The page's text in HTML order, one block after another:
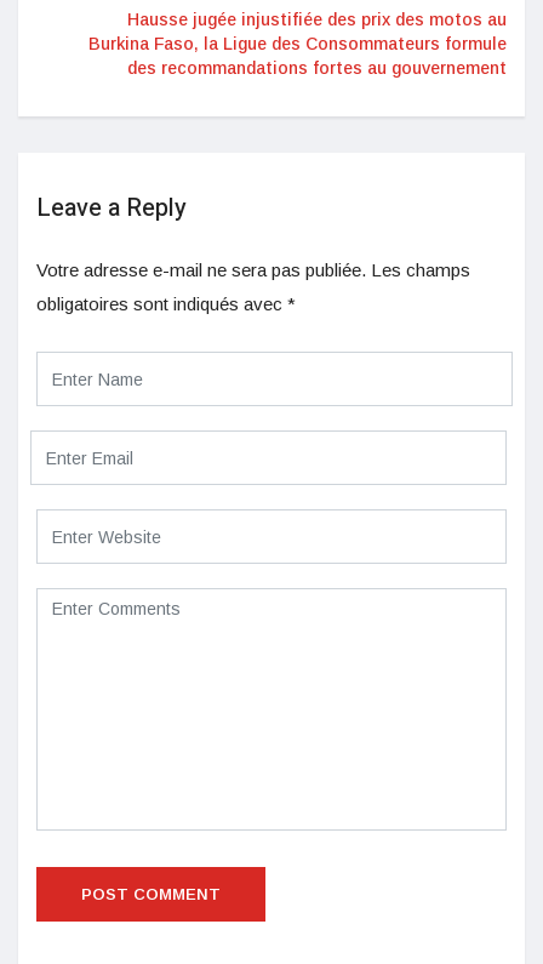
Hausse jugée injustifiée des prix des motos au
Burkina Faso, la Ligue des Consommateurs formule
des recommandations fortes au gouvernement
Leave a Reply
Votre adresse e-mail ne sera pas publiée. Les champs
obligatoires sont indiqués avec *